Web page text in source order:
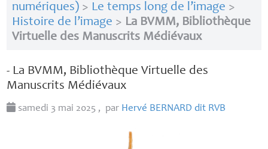
numériques)> Le temps long de l’image >
Histoire de l’image > La BVMM, Bibliothèque
Virtuelle des Manuscrits Médiévaux
- La BVMM, Bibliothèque Virtuelle des
Manuscrits Médiévaux
samedi 3 mai 2025 , par Hervé BERNARD dit RVB